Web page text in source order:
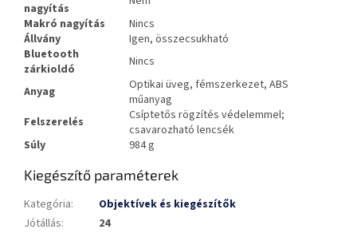
nagyítás
Makró nagyítás
Nincs
Állvány
Igen, összecsukható
Bluetooth
zárkioldó
Nincs
Anyag
Optikai üveg, fémszerkezet, ABS
műanyag
Felszerelés
Csíptetős rögzítés védelemmel;
csavarozható lencsék
Súly
984 g
Kiegészítő paraméterek
Kategória:
Objektívek és kiegészítők
Jótállás:
24